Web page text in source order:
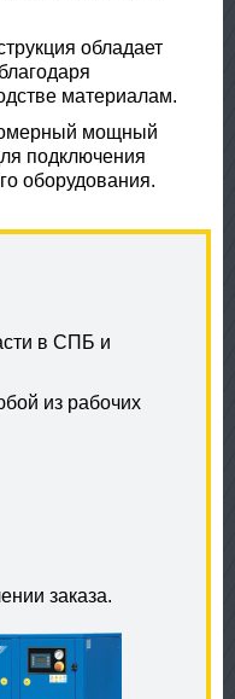
обладает
материалам.
мощный
подключения
оборудования.
в СПБ и
из рабочих
заказа.